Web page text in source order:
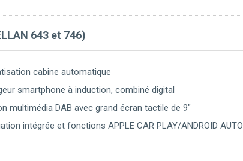
643 et 746)
cabine automatique
smartphone à induction, combiné digital
multimédia DAB avec grand écran tactile de 9"
intégrée et fonctions APPLE CAR PLAY/ANDROID AUTO